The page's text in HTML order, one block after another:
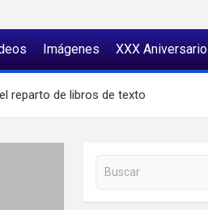
Imágenes XXX Aniversario
reparto de libros de texto
Buscar en la web